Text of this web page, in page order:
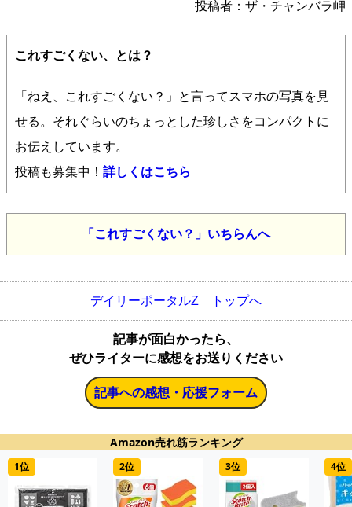
投稿者：ザ・チャンバラ岬
これすごくない、とは？
「ねえ、これすごくない？」と言ってスマホの写真を見
せる。それぐらいのちょっとした珍しさをコンパクトに
お伝えしています。
投稿も募集中！ 詳しくはこちら
「これすごくない？」いちらんへ
デイリーポータルZ トップへ
記事が面白かったら、
ぜひライターに感想をお送りください
記事への感想・応援フォーム
Amazon売れ筋ランキング
1位 2位 3位 4位